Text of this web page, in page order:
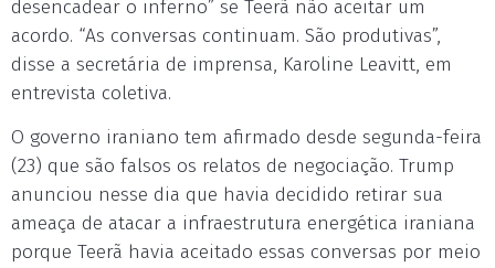
desencadear o inferno” se Teerã não aceitar um
acordo. “As conversas continuam. São produtivas”,
disse a secretária de imprensa, Karoline Leavitt, em
entrevista coletiva.
O governo iraniano tem afirmado desde segunda-feira
(23) que são falsos os relatos de negociação. Trump
anunciou nesse dia que havia decidido retirar sua
ameaça de atacar a infraestrutura energética iraniana
porque Teerã havia aceitado essas conversas por meio